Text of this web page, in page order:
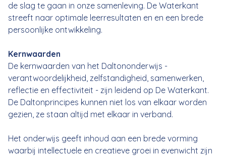
de slag te gaan in onze samenleving. De Waterkant
streeft naar optimale leerresultaten en en een brede
persoonlijke ontwikkeling.
Kernwaarden
De kernwaarden van het Daltononderwijs -
verantwoordelijkheid, zelfstandigheid, samenwerken,
reflectie en effectiviteit - zijn leidend op De Waterkant.
De Daltonprincipes kunnen niet los van elkaar worden
gezien, ze staan altijd met elkaar in verband.
Het onderwijs geeft inhoud aan een brede vorming
waarbij intellectuele en creatieve groei in evenwicht zijn